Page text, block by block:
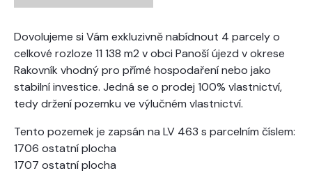
Dovolujeme si Vám exkluzivně nabídnout 4 parcely o
celkové rozloze 11 138 m2 v obci Panoší újezd v okrese
Rakovník vhodný pro přímé hospodaření nebo jako
stabilní investice. Jedná se o prodej 100% vlastnictví,
tedy držení pozemku ve výlučném vlastnictví.
Tento pozemek je zapsán na LV 463 s parcelním číslem:
1706 ostatní plocha
1707 ostatní plocha